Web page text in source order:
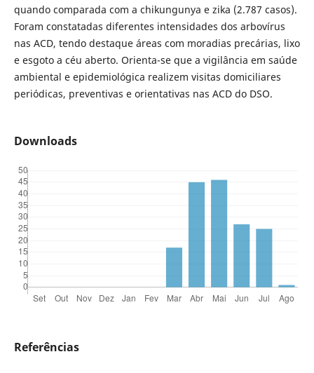
quando comparada com a chikungunya e zika (2.787 casos).
Foram constatadas diferentes intensidades dos arbovírus
nas ACD, tendo destaque áreas com moradias precárias, lixo
e esgoto a céu aberto. Orienta-se que a vigilância em saúde
ambiental e epidemiológica realizem visitas domiciliares
periódicas, preventivas e orientativas nas ACD do DSO.
Downloads
Referências